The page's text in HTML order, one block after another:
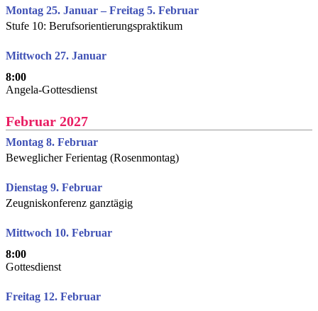
Montag 25. Januar – Freitag 5. Februar
Stufe 10: Berufsorientierungspraktikum
Mittwoch 27. Januar
8:00
Angela-Gottesdienst
Februar 2027
Montag 8. Februar
Beweglicher Ferientag (Rosenmontag)
Dienstag 9. Februar
Zeugniskonferenz ganztägig
Mittwoch 10. Februar
8:00
Gottesdienst
Freitag 12. Februar